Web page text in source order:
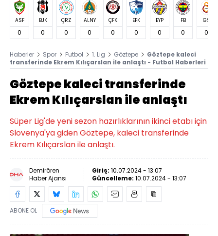
ASF
0
BJK
0
ÇRZ
0
ALNY
0
ÇFK
0
EFK
0
EYP
0
FB
0
GS
0
Haberler Spor Futbol 1. Lig Göztepe
Göztepe kaleci
transferinde Ekrem Kılıçarslan ile anlaştı - Futbol Haberleri
Göztepe kaleci transferinde
Ekrem Kılıçarslan ile anlaştı
Süper Lig'de yeni sezon hazırlıklarının ikinci etabı için
Slovenya'ya giden Göztepe, kaleci transferinde
Ekrem Kılıçarslan ile anlaştı.
Demirören
Haber Ajansı
Giriş: 10.07.2024 - 13:07
Güncelleme: 10.07.2024 - 13:07
ABONE OL